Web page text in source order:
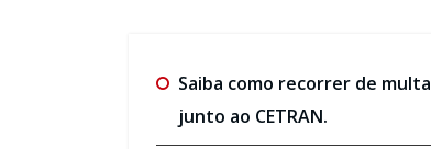
Saiba como recorrer de multa
junto ao CETRAN.